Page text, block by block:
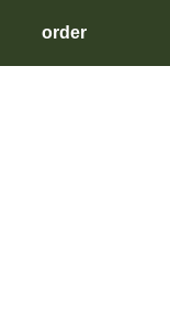
order